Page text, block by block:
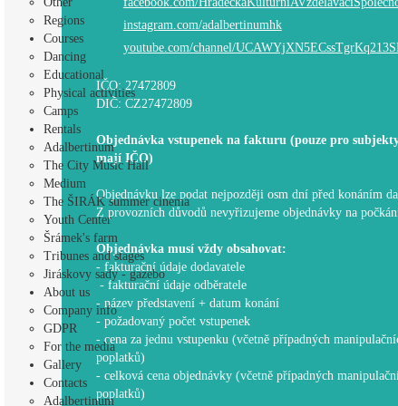
Regions
Courses
Dancing
Educational
Physical activities
Camps
Rentals
Adalbertinum
The City Music Hall
Medium
The ŠIRÁK summer cinema
Youth Center
Šrámek's farm
Tribunes and stages
Jiráskovy sady - gazebo
About us
Company info
GDPR
For the media
Gallery
Contacts
Adalbertinum
instagram.com/adalbertinumhk
youtube.com/channel/
IČO: 27472809
DIČ: CZ27472809
Objednávka vstupenek na fakturu (pouze pro
mají IČO)
Objednávku lze podat nejpozději osm dní před konáním
Z provozních důvodů nevyřizujeme objednávky na
Objednávka musí vždy obsahovat:
- fakturační údaje dodavatele
- fakturační údaje odběratele
- název představení + datum konání
- požadovaný počet vstupenek
- cena za jednu vstupenku (včetně případných
poplatků)
- celková cena objednávky (včetně případných
poplatků)